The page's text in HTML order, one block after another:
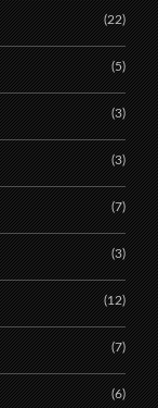
(22)
(5)
(3)
(3)
(7)
(3)
(12)
(7)
(6)